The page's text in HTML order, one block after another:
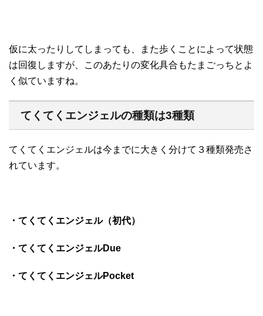
仮に太ったりしてしまっても、また歩くことによって状態
は回復しますが、このあたりの変化具合もたまごっちとよ
く似ていますね。
てくてくエンジェルの種類は3種類
てくてくエンジェルは今までに大きく分けて３種類発売さ
れています。
・てくてくエンジェル（初代）
・てくてくエンジェルDue
・てくてくエンジェルPocket